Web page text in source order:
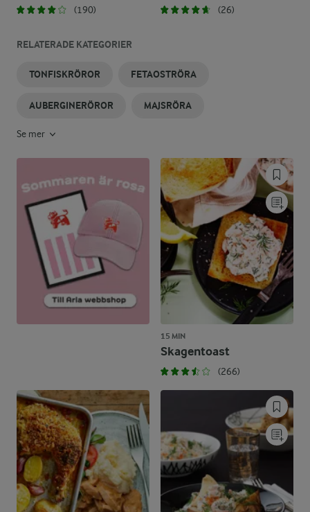
(190) (26)
RELATERADE KATEGORIER
TONFISKRÖROR FETAOSTRÖRA
AUBERGINERÖROR MAJSRÖRA
Se mer
15 MIN
Skagentoast
(266)